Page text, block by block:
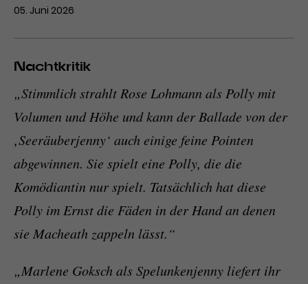
05. Juni 2026
Nachtkritik
„Stimmlich strahlt Rose Lohmann als Polly mit
Volumen und Höhe und kann der Ballade von der
‚Seeräuberjenny‘ auch einige feine Pointen
abgewinnen. Sie spielt eine Polly, die die
Komödiantin nur spielt. Tatsächlich hat diese
Polly im Ernst die Fäden in der Hand an denen
sie Macheath zappeln lässt.“
„Marlene Goksch als Spelunkenjenny liefert ihr